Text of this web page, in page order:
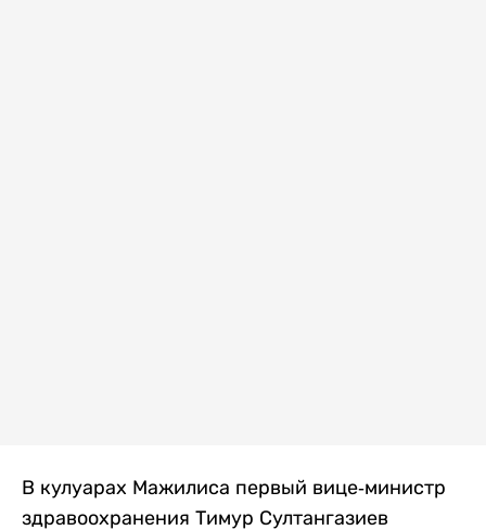
В кулуарах Мажилиса первый вице-министр
здравоохранения Тимур Султангазиев